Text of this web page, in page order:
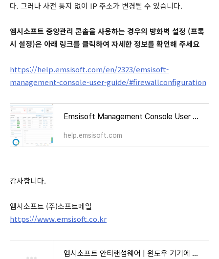
다. 그러나 사전 통지 없이 IP 주소가 변경될 수 있습니다.
엠시소프트 중앙관리 콘솔을 사용하는 경우의 방화벽 설정 (프록
시 설정)은 아래 링크를 클릭하여 자세한 정보를 확인해 주세요
https://help.emsisoft.com/en/2323/emsisoft-
management-console-user-guide/#firewallconfiguration
Emsisoft Management Console User Guide - Emsisoft Help
help.emsisoft.com
감사합니다.
엠시소프트 (주)소프트메일
https://www.emsisoft.co.kr
엠시소프트 안티랜섬웨어 | 윈도우 기기에 대한 랜섬웨어 방지